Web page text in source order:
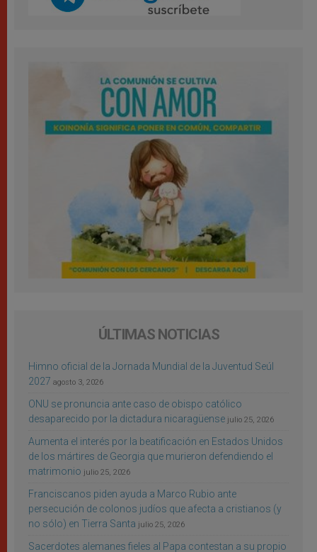
ÚLTIMAS NOTICIAS
Himno oficial de la Jornada Mundial de la Juventud Seúl
2027 agosto 3, 2026
ONU se pronuncia ante caso de obispo católico
desaparecido por la dictadura nicaragüense julio 25, 2026
Aumenta el interés por la beatificación en Estados Unidos
de los mártires de Georgia que murieron defendiendo el
matrimonio julio 25, 2026
Franciscanos piden ayuda a Marco Rubio ante
persecución de colonos judíos que afecta a cristianos (y
no sólo) en Tierra Santa julio 25, 2026
Sacerdotes alemanes fieles al Papa contestan a su propio